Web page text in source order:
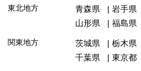
東北地方 青森県 岩手県
山形県
福島県
関東地方 茨城県 栃木県
千葉県
東京都